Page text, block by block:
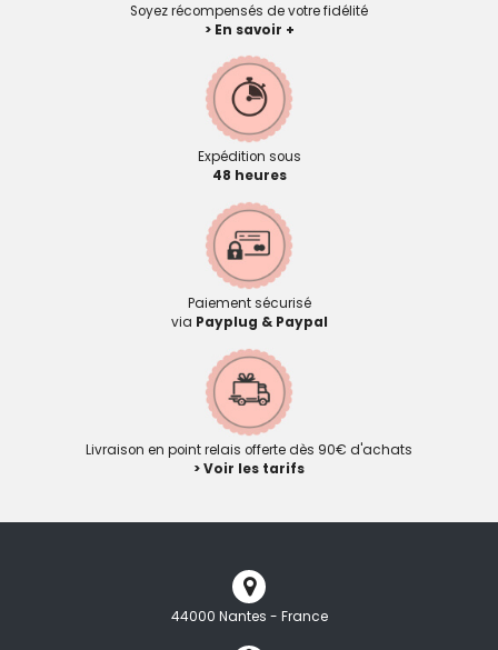
Soyez récompensés de votre fidélité
> En savoir +
Expédition sous
48 heures
Paiement sécurisé
via Payplug & Paypal
Livraison en point relais offerte dès 90€ d'achats
> Voir les tarifs
44000 Nantes - France